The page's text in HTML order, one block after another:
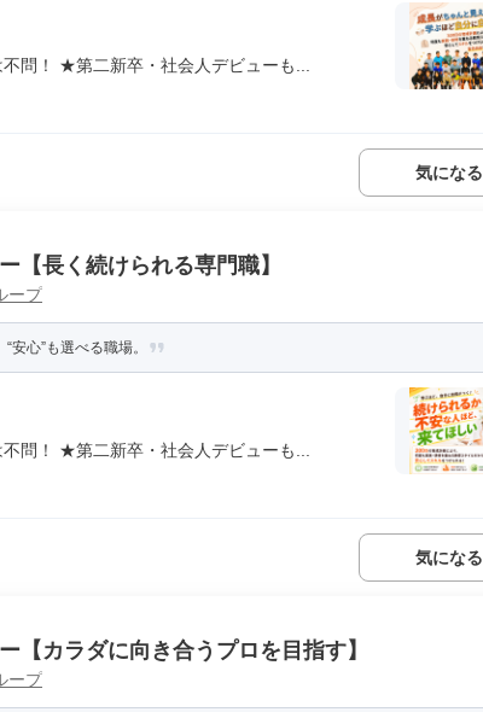
問！ ★第二新卒・社会人デビューも...
気になる
【長く続けられる専門職】
ープ
安心”も選べる職場。
問！ ★第二新卒・社会人デビューも...
気になる
【カラダに向き合うプロを目指す】
ープ